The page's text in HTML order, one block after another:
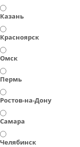
Казань
Красноярск
Омск
Пермь
Ростов-на-Дону
Самара
Челябинск